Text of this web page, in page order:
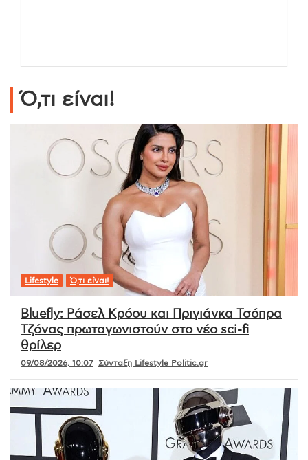
Ό,τι είναι!
Lifestyle Ό,τι είναι!
Bluefly: Ράσελ Κρόου και Πριγιάνκα Τσόπρα
Τζόνας πρωταγωνιστούν στο νέο sci-fi
θρίλερ
09/08/2026, 10:07 Σύνταξη Lifestyle Politic.gr